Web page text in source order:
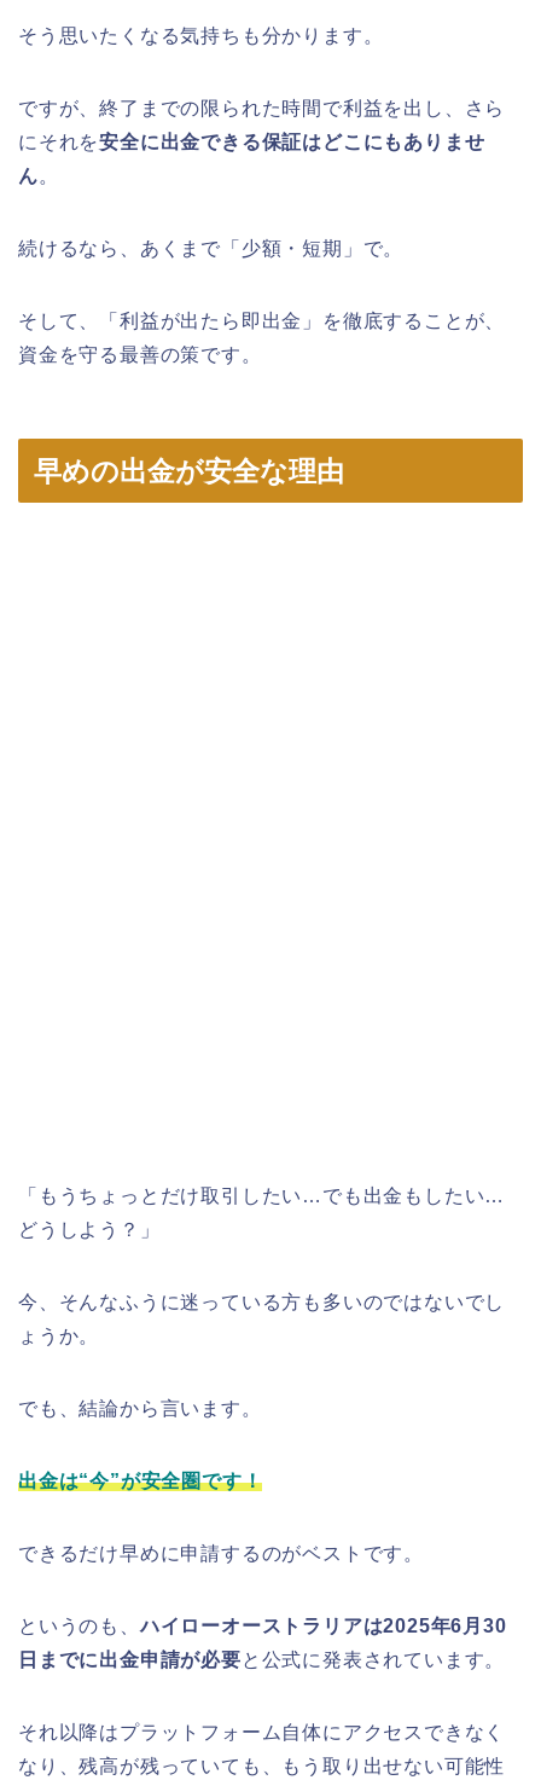
そう思いたくなる気持ちも分かります。
ですが、終了までの限られた時間で利益を出し、さら
にそれを安全に出金できる保証はどこにもありませ
ん。
続けるなら、あくまで「少額・短期」で。
そして、「利益が出たら即出金」を徹底することが、
資金を守る最善の策です。
早めの出金が安全な理由
「もうちょっとだけ取引したい…でも出金もしたい…
どうしよう？」
今、そんなふうに迷っている方も多いのではないでし
ょうか。
でも、結論から言います。
出金は“今”が安全圏です！
できるだけ早めに申請するのがベストです。
というのも、ハイローオーストラリアは2025年6月30
日までに出金申請が必要と公式に発表されています。
それ以降はプラットフォーム自体にアクセスできなく
なり、残高が残っていても、もう取り出せない可能性